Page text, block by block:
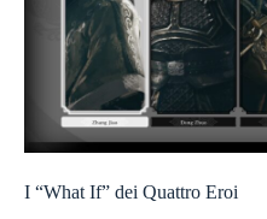
I “What If” dei Quattro Eroi